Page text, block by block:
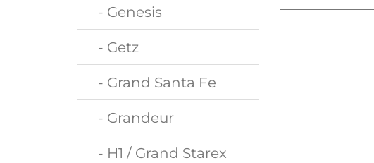
- Genesis
- Getz
- Grand Santa Fe
- Grandeur
- H1 / Grand Starex